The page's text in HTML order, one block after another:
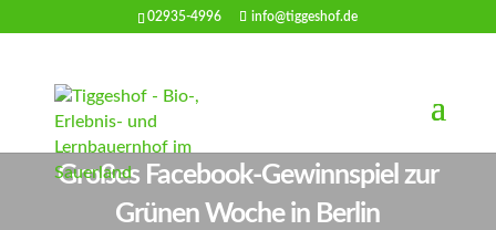
02935-4996 info@tiggeshof.de
Großes Facebook-Gewinnspiel zur
Grünen Woche in Berlin